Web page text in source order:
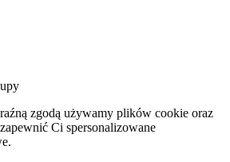
zgodą używamy plików cookie oraz
Ci spersonalizowane